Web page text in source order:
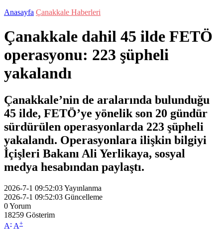
Anasayfa Çanakkale Haberleri
Çanakkale dahil 45 ilde FETÖ
operasyonu: 223 şüpheli
yakalandı
Çanakkale’nin de aralarında bulunduğu
45 ilde, FETÖ’ye yönelik son 20 gündür
sürdürülen operasyonlarda 223 şüpheli
yakalandı. Operasyonlara ilişkin bilgiyi
İçişleri Bakanı Ali Yerlikaya, sosyal
medya hesabından paylaştı.
2026-7-1 09:52:03Yayınlanma
2026-7-1 09:52:03 Güncelleme
0Yorum
18259 Gösterim
A- A+